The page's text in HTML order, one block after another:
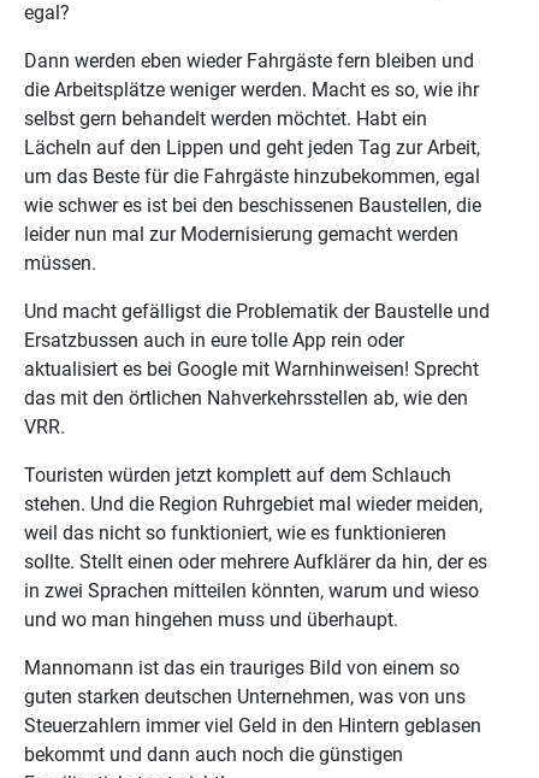
egal?
Dann werden eben wieder Fahrgäste fern bleiben und
die Arbeitsplätze weniger werden. Macht es so, wie ihr
selbst gern behandelt werden möchtet. Habt ein
Lächeln auf den Lippen und geht jeden Tag zur Arbeit,
um das Beste für die Fahrgäste hinzubekommen, egal
wie schwer es ist bei den beschissenen Baustellen, die
leider nun mal zur Modernisierung gemacht werden
müssen.
Und macht gefälligst die Problematik der Baustelle und
Ersatzbussen auch in eure tolle App rein oder
aktualisiert es bei Google mit Warnhinweisen! Sprecht
das mit den örtlichen Nahverkehrsstellen ab, wie den
VRR.
Touristen würden jetzt komplett auf dem Schlauch
stehen. Und die Region Ruhrgebiet mal wieder meiden,
weil das nicht so funktioniert, wie es funktionieren
sollte. Stellt einen oder mehrere Aufklärer da hin, der es
in zwei Sprachen mitteilen könnten, warum und wieso
und wo man hingehen muss und überhaupt.
Mannomann ist das ein trauriges Bild von einem so
guten starken deutschen Unternehmen, was von uns
Steuerzahlern immer viel Geld in den Hintern geblasen
bekommt und dann auch noch die günstigen